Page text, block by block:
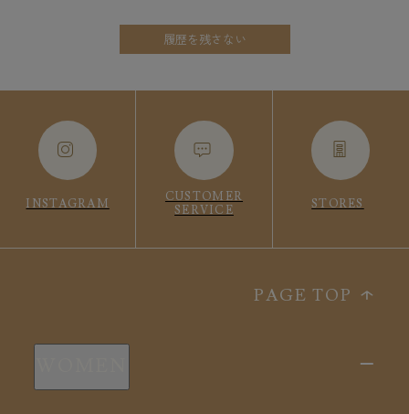
履歴を残さない
INSTAGRAM
CUSTOMER
SERVICE
STORES
PAGE TOP